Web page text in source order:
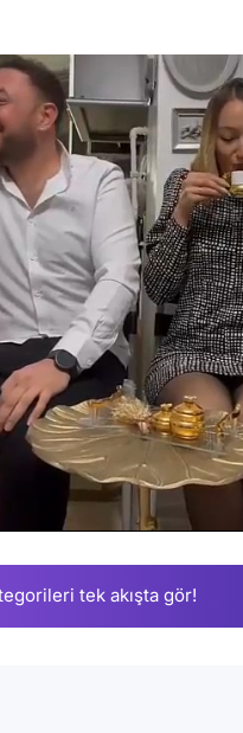
tek akışta gör!